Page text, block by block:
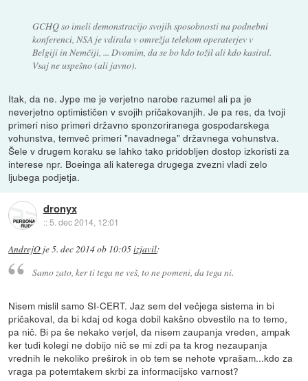
GCHQ so imeli demonstracijo svojih sposobnosti na podnebni
konferenci, NSA je vdirala v omrežja telekom operaterjev v
Belgiji in Nemčiji, ... Dvomim, da se bo kdo tožil ali kdo kasiral.
Vsaj ne uspešno (ali javno).
Itak, da ne. Jype me je verjetno narobe razumel ali pa je
neverjetno optimističen v svojih pričakovanjih. Je pa res, da tvoji
primeri niso primeri državno sponzoriranega gospodarskega
vohunstva, temveč primeri "navadnega" državnega vohunstva.
Šele v drugem koraku se lahko tako pridobljen dostop izkoristi za
interese npr. Boeinga ali katerega drugega zvezni vladi zelo
ljubega podjetja.
dronyx
::5. dec 2014, 12:01
AndrejO je5. dec 2014 ob 10:05izjavil:
Samo zato, ker ti tega ne veš, to ne pomeni, da tega ni.
Nisem mislil samo SI-CERT. Jaz sem del večjega sistema in bi
pričakoval, da bi kdaj od koga dobil kakšno obvestilo na to temo,
pa nič. Bi pa še nekako verjel, da nisem zaupanja vreden, ampak
ker tudi kolegi ne dobijo nič se mi zdi pa ta krog nezaupanja
vrednih le nekoliko preširok in ob tem se nehote vprašam...kdo za
vraga pa potemtakem skrbi za informacijsko varnost?